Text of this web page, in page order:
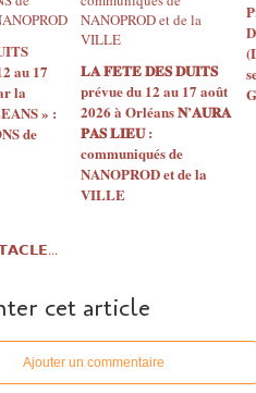
au 17
la
» :
de
𝐋𝐀 𝐅𝐄𝐓𝐄 𝐃𝐄𝐒 𝐃𝐔𝐈𝐓𝐒
prévue du 12 au 17 août
2026 à Orléans 𝐍’𝐀𝐔𝐑𝐀
𝐏𝐀𝐒 𝐋𝐈𝐄𝐔 :
communiqués de
NANOPROD et de la
VILLE
cet article
Ajouter un commentaire